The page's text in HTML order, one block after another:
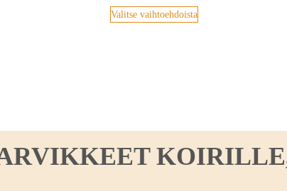
Valitse vaihtoehdoista